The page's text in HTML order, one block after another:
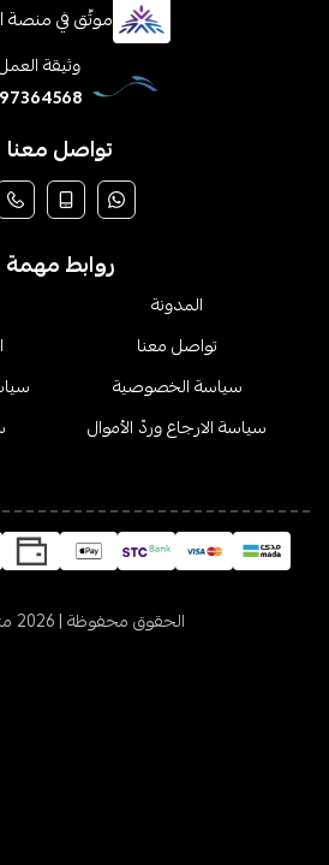
موثّق في منصة
وثيقة
تواصل معنا
روابط مهمة
المدونة
تواصل معنا
سياسة الخصوصية
سياسة الارجاع وردّ الأموال
الحقوق محفوظة | 2026